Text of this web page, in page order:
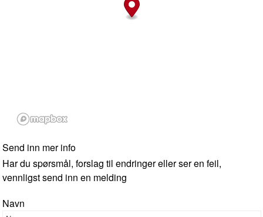
Send inn mer info
Har du spørsmål, forslag til endringer eller ser en feil,
vennligst send inn en melding
Navn